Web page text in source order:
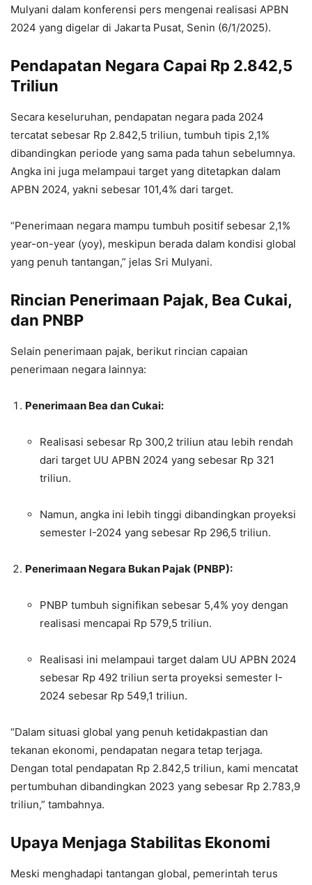
Mulyani dalam konferensi pers mengenai realisasi APBN
2024 yang digelar di Jakarta Pusat, Senin (6/1/2025).
Pendapatan Negara Capai Rp 2.842,5
Triliun
Secara keseluruhan, pendapatan negara pada 2024
tercatat sebesar Rp 2.842,5 triliun, tumbuh tipis 2,1%
dibandingkan periode yang sama pada tahun sebelumnya.
Angka ini juga melampaui target yang ditetapkan dalam
APBN 2024, yakni sebesar 101,4% dari target.
“Penerimaan negara mampu tumbuh positif sebesar 2,1%
year-on-year (yoy), meskipun berada dalam kondisi global
yang penuh tantangan,” jelas Sri Mulyani.
Rincian Penerimaan Pajak, Bea Cukai,
dan PNBP
Selain penerimaan pajak, berikut rincian capaian
penerimaan negara lainnya:
Penerimaan Bea dan Cukai:
Realisasi sebesar Rp 300,2 triliun atau lebih rendah
dari target UU APBN 2024 yang sebesar Rp 321
triliun.
Namun, angka ini lebih tinggi dibandingkan proyeksi
semester I-2024 yang sebesar Rp 296,5 triliun.
Penerimaan Negara Bukan Pajak (PNBP):
PNBP tumbuh signifikan sebesar 5,4% yoy dengan
realisasi mencapai Rp 579,5 triliun.
Realisasi ini melampaui target dalam UU APBN 2024
sebesar Rp 492 triliun serta proyeksi semester I-
2024 sebesar Rp 549,1 triliun.
“Dalam situasi global yang penuh ketidakpastian dan
tekanan ekonomi, pendapatan negara tetap terjaga.
Dengan total pendapatan Rp 2.842,5 triliun, kami mencatat
pertumbuhan dibandingkan 2023 yang sebesar Rp 2.783,9
triliun,” tambahnya.
Upaya Menjaga Stabilitas Ekonomi
Meski menghadapi tantangan global, pemerintah terus